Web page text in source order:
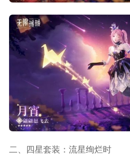
二、四星套装：流星绚烂时